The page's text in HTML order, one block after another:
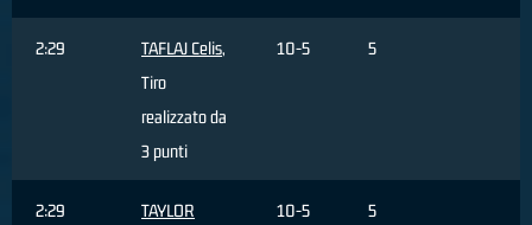
2:29 TAFLAJ Celis,
Tiro
realizzato da
3 punti
10-5 5
2:29 TAYLOR 10-5 5